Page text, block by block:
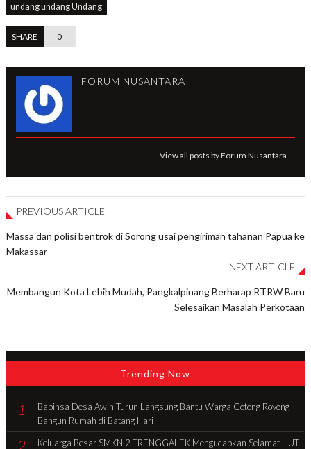
undang undang Undang
SHARE 0
FORUM NUSANTARA
View all posts by Forum Nusantara
PREVIOUS ARTICLE
Massa dan polisi bentrok di Sorong usai pengiriman tahanan Papua ke
Makassar
NEXT ARTICLE
Membangun Kota Lebih Mudah, Pangkalpinang Berharap RTRW Baru
Selesaikan Masalah Perkotaan
Trending Now
1
Babinsa Desa Awin Turun Langsung Bantu Warga Gotong Royong
Bangun Rumah di Batang Hari
2 Keluarga Besar SMKN 2 TRENGGALEK Mengucapkan Selamat HUT